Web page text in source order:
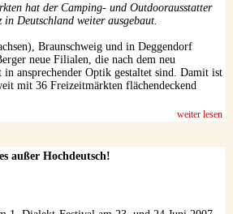
hat der Camping- und Outdoorausstatter
in Deutschland weiter ausgebaut.
Braunschweig und in Deggendorf
neue Filialen, die nach dem neu
in ansprechender Optik gestaltet sind. Damit ist
mit 36 Freizeitmärkten flächendeckend
weiter lesen
außer Hochdeutsch!